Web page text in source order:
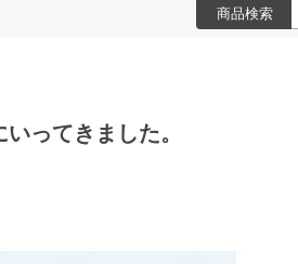
商品検索
いってきました。